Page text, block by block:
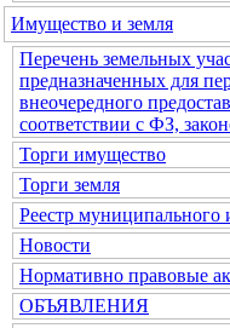
Имущество и земля
Перечень земельных
предназначенных для
внеочередного
соответствии с ФЗ,
Торги имущество
Торги земля
Реестр муниципального
Новости
Нормативно правовые
ОБЪЯВЛЕНИЯ